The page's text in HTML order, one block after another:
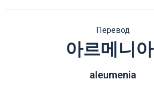
Перевод
아르메니아
aleumenia